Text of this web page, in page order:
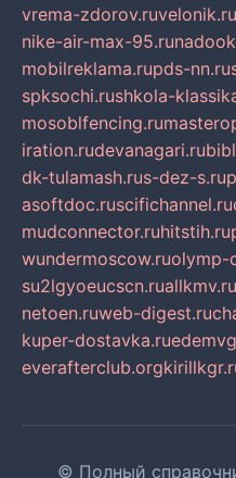
vrema-zdorov.ruvelonik.ru
nike-air-max-95.ru
mobilreklama.rupds-nn.ru
spksochi.rushkola-
mosoblfencing.ru
iration.rudevanagari.ru
dk-tulamash.rus-dez-s.ru
asoftdoc.ruscifichannel.ru
mudconnector.ruhitstih.ru
wundermoscow.ruolymp-
su2lgyoeucscn.ruallkmv.ru
netoen.ruweb-digest.ru
kuper-dostavka.ru
everafterclub.org
© Полный